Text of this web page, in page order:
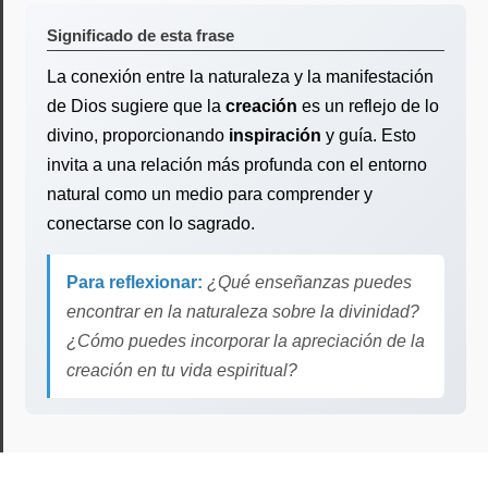
Significado de esta frase
La conexión entre la naturaleza y la manifestación
de Dios sugiere que la creación es un reflejo de lo
divino, proporcionando inspiración y guía. Esto
invita a una relación más profunda con el entorno
natural como un medio para comprender y
conectarse con lo sagrado.
Para reflexionar: ¿Qué enseñanzas puedes
encontrar en la naturaleza sobre la divinidad?
¿Cómo puedes incorporar la apreciación de la
creación en tu vida espiritual?